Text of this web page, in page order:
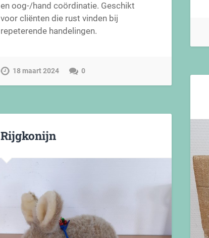
en oog-/hand coördinatie. Geschikt
voor cliënten die rust vinden bij
repeterende handelingen.
18 maart 2024 0
Rijgkonijn